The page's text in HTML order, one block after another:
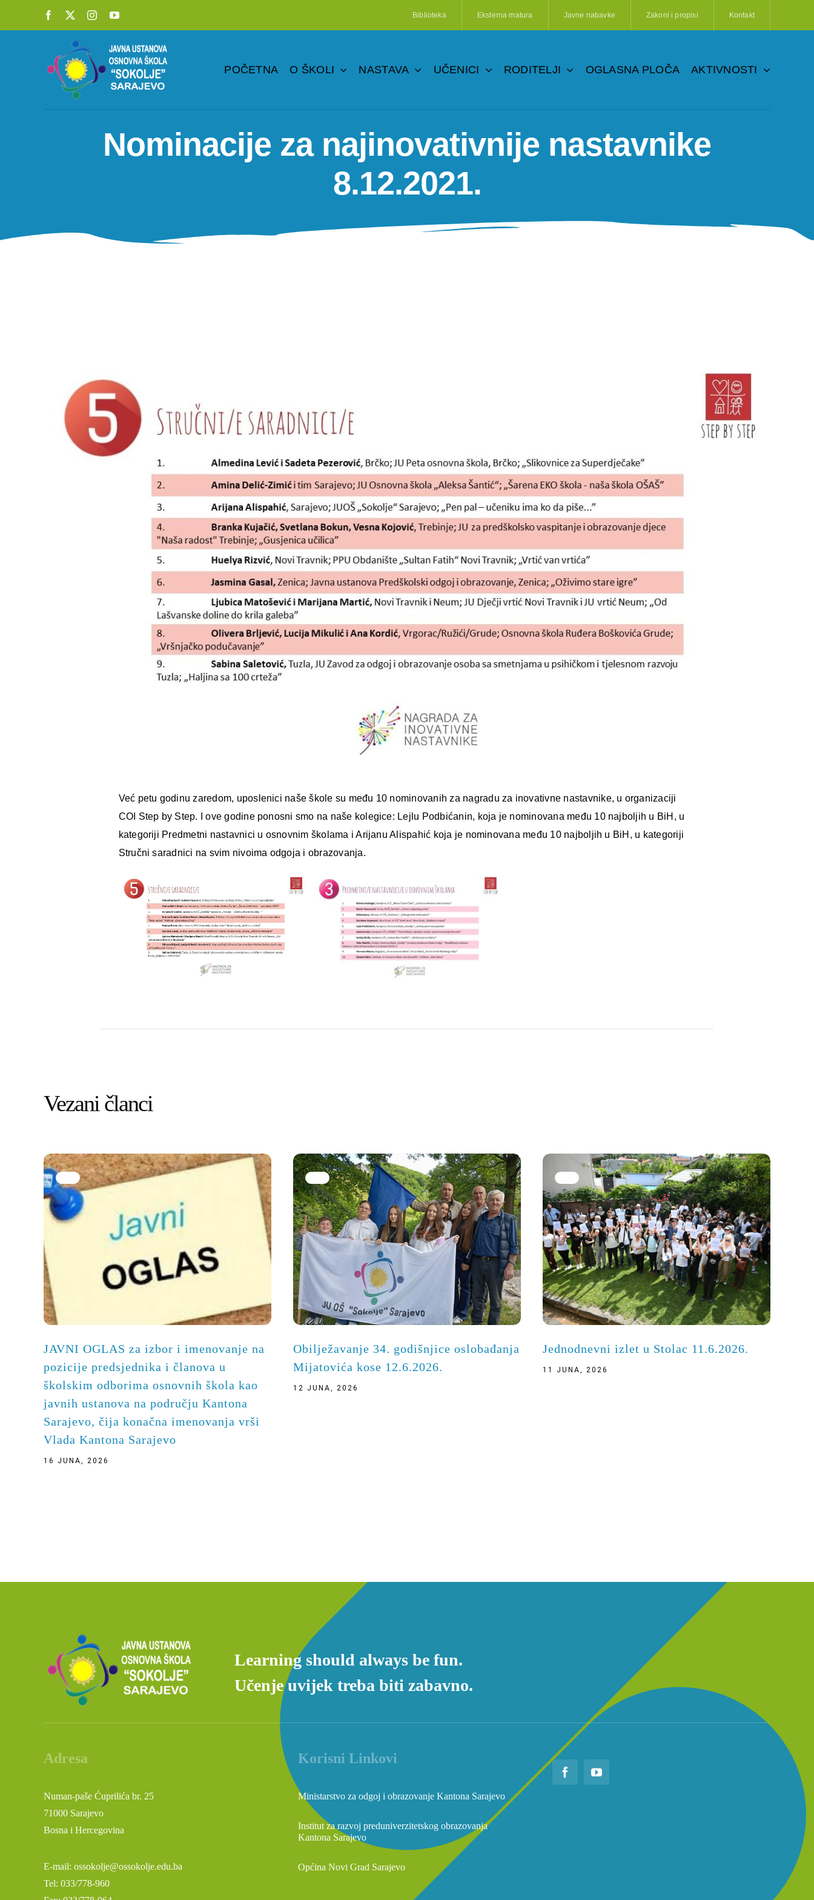
Biblioteka Eksterna matura Javne nabavke Zakoni i propisi Kontakt
POČETNA O ŠKOLI NASTAVA UČENICI RODITELJI OGLASNA PLOČA AKTIVNOSTI
Nominacije za najinovativnije nastavnike
8.12.2021.
Već petu godinu zaredom, uposlenici naše škole su među 10 nominovanih za nagradu za inovativne nastavnike, u organizaciji
COI Step by Step. I ove godine ponosni smo na naše kolegice: Lejlu Podbićanin, koja je nominovana među 10 najboljih u BiH, u
kategoriji Predmetni nastavnici u osnovnim školama i Arijanu Alispahić koja je nominovana među 10 najboljih u BiH, u kategoriji
Stručni saradnici na svim nivoima odgoja i obrazovanja.
Vezani članci
JAVNI OGLAS za izbor i imenovanje na
pozicije predsjednika i članova u
školskim odborima osnovnih škola kao
javnih ustanova na području Kantona
Sarajevo, čija konačna imenovanja vrši
Vlada Kantona Sarajevo
16 JUNA, 2026
Obilježavanje 34. godišnjice oslobađanja
Mijatovića kose 12.6.2026.
12 JUNA, 2026
Jednodnevni izlet u Stolac 11.6.2026.
11 JUNA, 2026
Learning should always be fun.
Učenje uvijek treba biti zabavno.
Adresa
Numan-paše Ćuprilića br. 25
71000 Sarajevo
Bosna i Hercegovina
E-mail: ossokolje@ossokolje.edu.ba
Tel: 033/778-960
Korisni Linkovi
Ministarstvo za odgoj i obrazovanje Kantona Sarajevo
Institut za razvoj preduniverzitetskog obrazovanja
Kantona Sarajevo
Općina Novi Grad Sarajevo